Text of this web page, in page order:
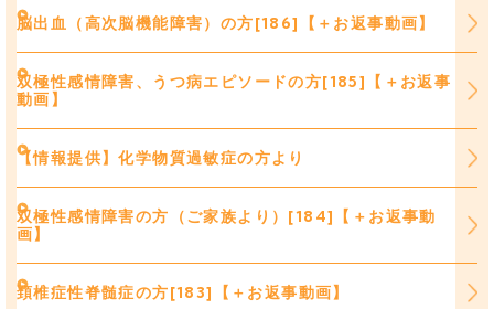
脳出血（高次脳機能障害）の方[186]【＋お返事動画】
双極性感情障害、うつ病エピソードの方[185]【＋お返事
動画】
【情報提供】化学物質過敏症の方より
双極性感情障害の方（ご家族より）[184]【＋お返事動
画】
頚椎症性脊髄症の方[183]【＋お返事動画】